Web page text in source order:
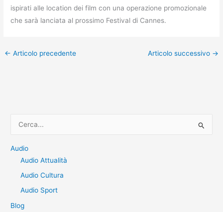
ispirati alle location dei film con una operazione promozionale
che sarà lanciata al prossimo Festival di Cannes.
← Articolo precedente Articolo successivo →
r
Audio
Audio Attualità
Audio Cultura
Audio Sport
Blog